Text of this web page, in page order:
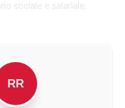
sociale e salariale.
RR